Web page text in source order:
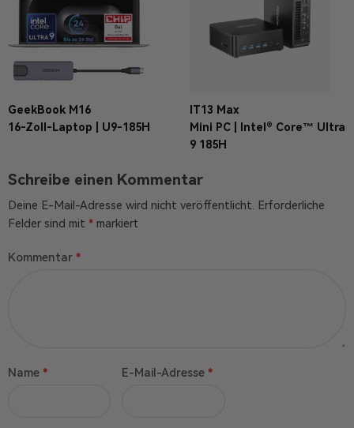
GeekBook M16
16-Zoll-Laptop | U9-185H
IT13 Max
Mini PC | Intel® Core™ Ultra
9 185H
Schreibe einen Kommentar
Deine E-Mail-Adresse wird nicht veröffentlicht. Erforderliche
Felder sind mit * markiert
Kommentar *
Name * E-Mail-Adresse *